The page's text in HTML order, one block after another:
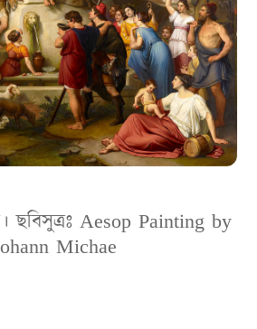
ছবিসুত্রঃ Aesop Painting by
Michae